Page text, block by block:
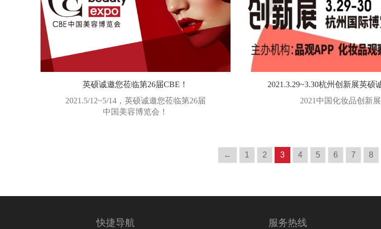
英硕诚邀您莅临第26届CBE！
2021.5/12~5/14，英硕诚邀您莅临第26届
中国美容博览会！
2021中国化妆品创新展
←
1 2 3 4 5 6 7 8
快捷导航 服务热线